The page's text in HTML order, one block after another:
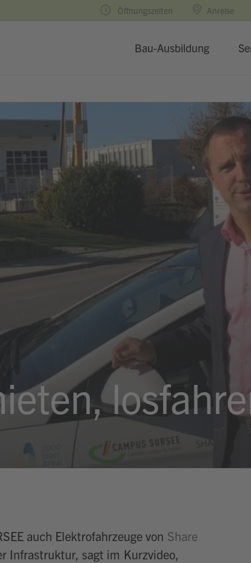
Öffnungszeiten Anreise
Bau-Ausbildung
auch Elektrofahrzeuge von Share
Infrastruktur, sagt im Kurzvideo,